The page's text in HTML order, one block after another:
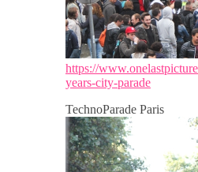
https://
years-city-parade
TechnoParade Paris